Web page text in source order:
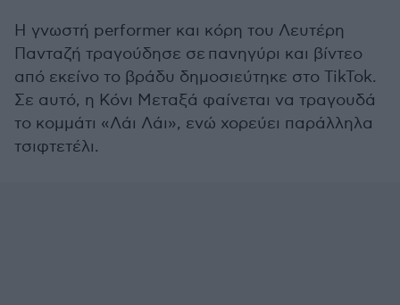
Η γνωστή performer και κόρη του Λευτέρη
Πανταζή τραγούδησε σε πανηγύρι και βίντεο
από εκείνο το βράδυ δημοσιεύτηκε στο TikTok.
Σε αυτό, η Κόνι Μεταξά φαίνεται να τραγουδά
το κομμάτι «Λάι Λάι», ενώ χορεύει παράλληλα
τσιφτετέλι.